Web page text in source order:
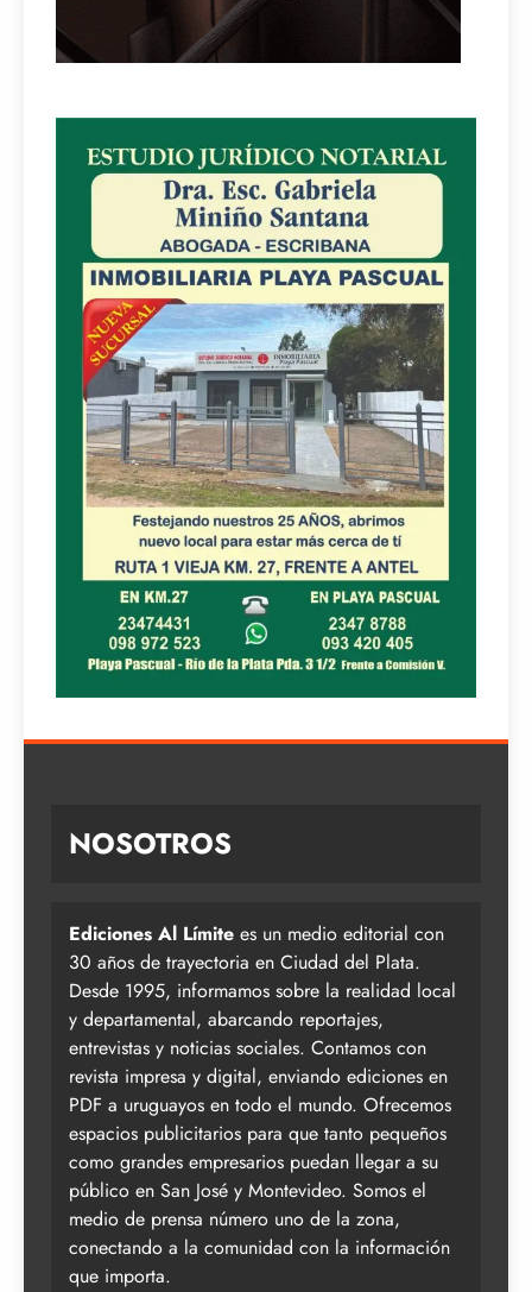
NOSOTROS
Ediciones Al Límite es un medio editorial con
30 años de trayectoria en Ciudad del Plata.
Desde 1995, informamos sobre la realidad local
y departamental, abarcando reportajes,
entrevistas y noticias sociales. Contamos con
revista impresa y digital, enviando ediciones en
PDF a uruguayos en todo el mundo. Ofrecemos
espacios publicitarios para que tanto pequeños
como grandes empresarios puedan llegar a su
público en San José y Montevideo. Somos el
medio de prensa número uno de la zona,
conectando a la comunidad con la información
que importa.